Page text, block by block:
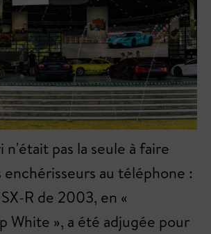
n'était pas la seule à faire
enchérisseurs au téléphone :
R de 2003, en «
White », a été adjugée pour